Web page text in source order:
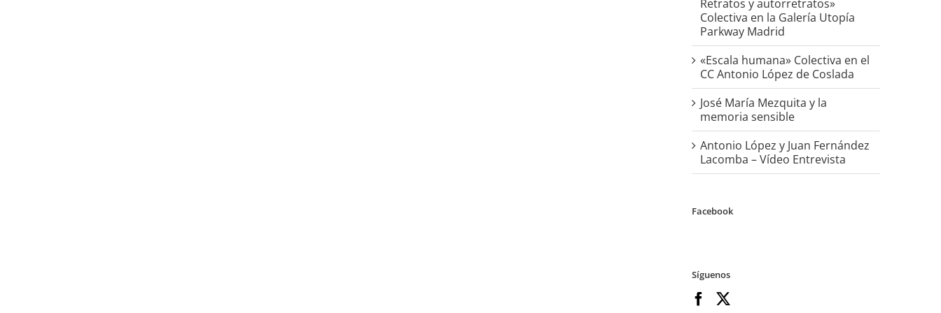
Retratos y autorretratos»
Colectiva en la Galería Utopía
Parkway Madrid
«Escala humana» Colectiva en el
CC Antonio López de Coslada
José María Mezquita y la
memoria sensible
Antonio López y Juan Fernández
Lacomba – Vídeo Entrevista
Facebook
Síguenos